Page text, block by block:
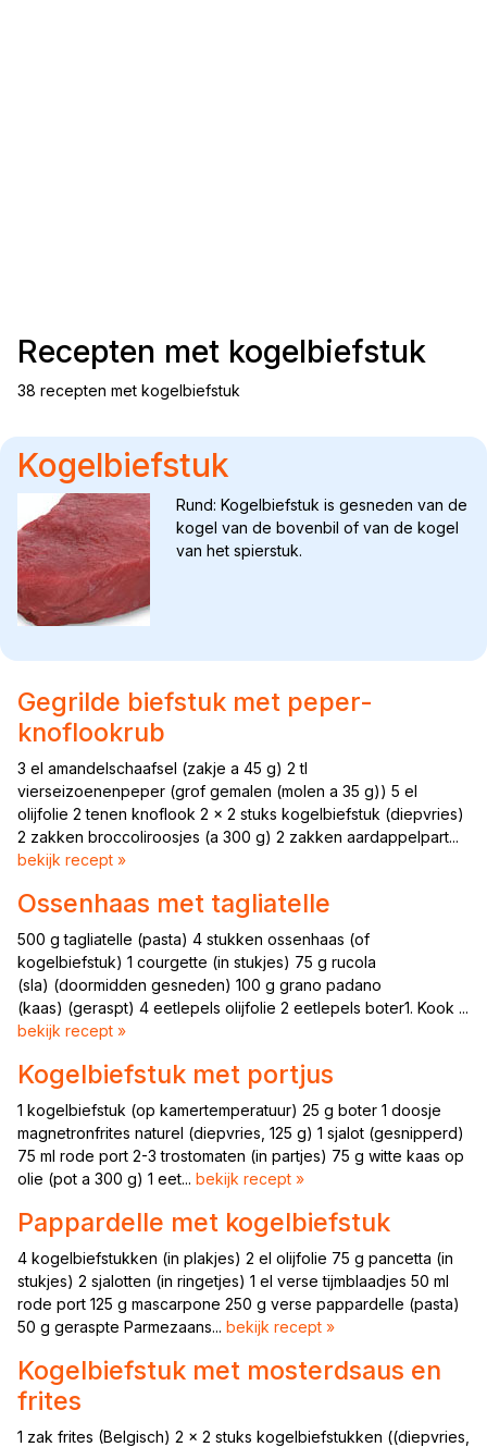
Recepten met kogelbiefstuk
38 recepten met kogelbiefstuk
Kogelbiefstuk
Rund: Kogelbiefstuk is gesneden van de
kogel van de bovenbil of van de kogel
van het spierstuk.
Gegrilde biefstuk met peper-
knoflookrub
3 el amandelschaafsel (zakje a 45 g) 2 tl
vierseizoenenpeper (grof gemalen (molen a 35 g)) 5 el
olijfolie 2 tenen knoflook 2 x 2 stuks kogelbiefstuk (diepvries)
2 zakken broccoliroosjes (a 300 g) 2 zakken aardappelpart...
bekijk recept »
Ossenhaas met tagliatelle
500 g tagliatelle (pasta) 4 stukken ossenhaas (of
kogelbiefstuk) 1 courgette (in stukjes) 75 g rucola
(sla) (doormidden gesneden) 100 g grano padano
(kaas) (geraspt) 4 eetlepels olijfolie 2 eetlepels boter1. Kook ...
bekijk recept »
Kogelbiefstuk met portjus
1 kogelbiefstuk (op kamertemperatuur) 25 g boter 1 doosje
magnetronfrites naturel (diepvries, 125 g) 1 sjalot (gesnipperd)
75 ml rode port 2-3 trostomaten (in partjes) 75 g witte kaas op
olie (pot a 300 g) 1 eet... bekijk recept »
Pappardelle met kogelbiefstuk
4 kogelbiefstukken (in plakjes) 2 el olijfolie 75 g pancetta (in
stukjes) 2 sjalotten (in ringetjes) 1 el verse tijmblaadjes 50 ml
rode port 125 g mascarpone 250 g verse pappardelle (pasta)
50 g geraspte Parmezaans... bekijk recept »
Kogelbiefstuk met mosterdsaus en
frites
1 zak frites (Belgisch) 2 x 2 stuks kogelbiefstukken ((diepvries,